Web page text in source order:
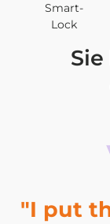
Smart-
Lock
"I put